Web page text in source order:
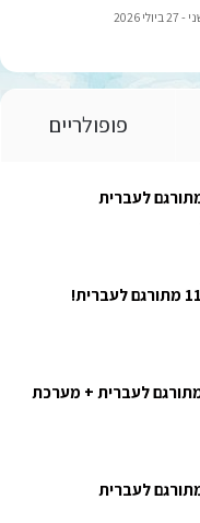
2026
פופולריים
פיס פרק 1172 מתורגם לעברית + מערכת